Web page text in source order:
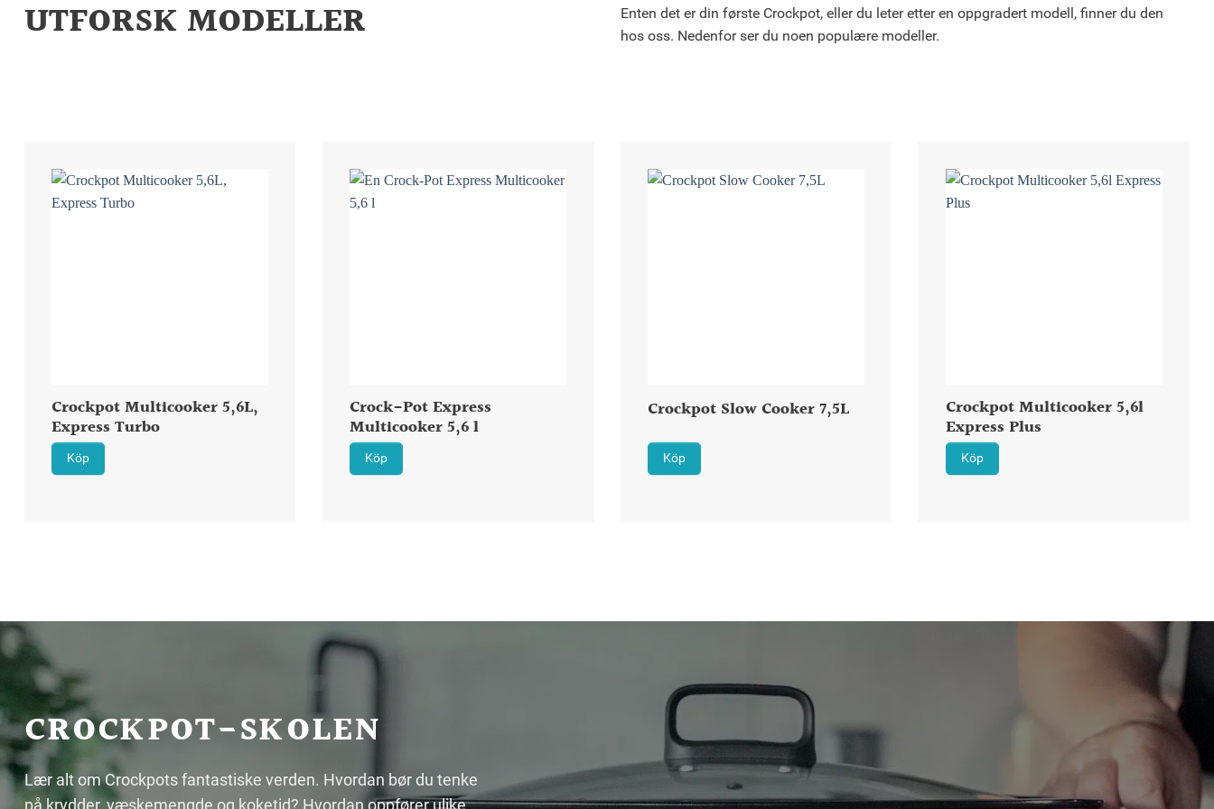
UTFORSK MODELLER
Enten det er din første Crockpot, eller du leter etter en oppgradert modell, finner du den
hos oss. Nedenfor ser du noen populære modeller.
Crockpot Multicooker 5,6L,
Express Turbo
Köp
Crock-Pot Express
Multicooker 5,6 l
Köp
Crockpot Slow Cooker 7,5L
Köp
Crockpot Multicooker 5,6l
Express Plus
Köp
CROCKPOT-SKOLEN
Lær alt om Crockpots fantastiske verden. Hvordan bør du tenke